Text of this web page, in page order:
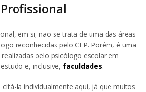
em si, não se trata de uma das áreas
reconhecidas pelo CFP. Porém, é uma
pelo psicólogo escolar em
e, inclusive, faculdades.
citá-la individualmente aqui, já que muitos